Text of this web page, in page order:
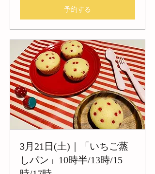
予約する
3月21日(土)｜「いちご蒸
しパン」10時半/13時/15